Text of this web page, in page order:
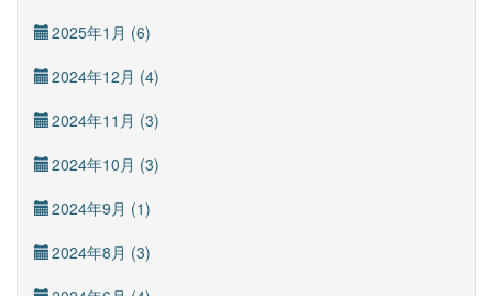
2025年1月 (6)
2024年12月 (4)
2024年11月 (3)
2024年10月 (3)
2024年9月 (1)
2024年8月 (3)